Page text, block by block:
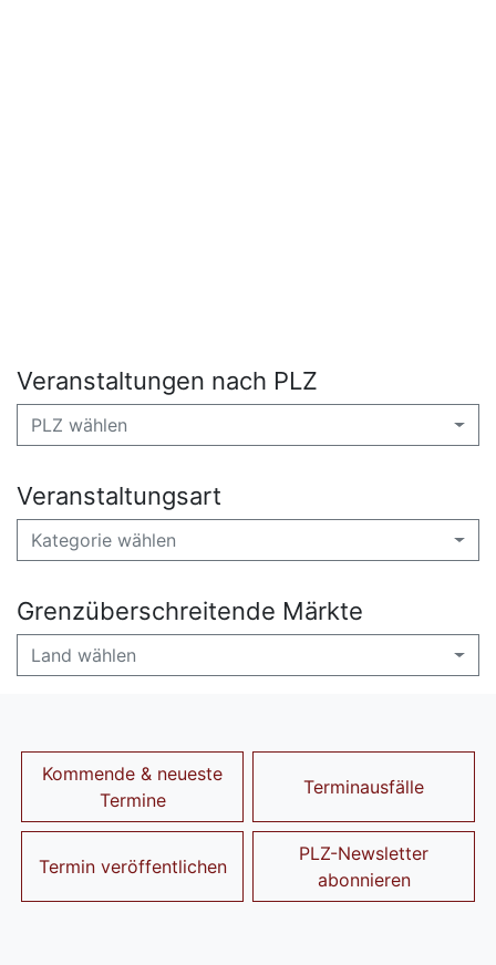
Veranstaltungen nach PLZ
PLZ wählen
Veranstaltungsart
Kategorie wählen
Grenzüberschreitende Märkte
Land wählen
Kommende & neueste
Termine
Terminausfälle
Termin veröffentlichen
PLZ-Newsletter
abonnieren